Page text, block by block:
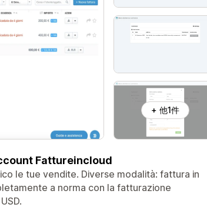
+ 他1件
Fattureincloud
le tue vendite. Diverse modalità: fattura in
a norma con la fatturazione